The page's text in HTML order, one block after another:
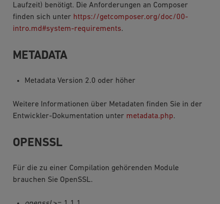
Laufzeit) benötigt. Die Anforderungen an Composer
finden sich unter https://getcomposer.org/doc/00-
intro.md#system-requirements.
METADATA
Metadata Version 2.0 oder höher
Weitere Informationen über Metadaten finden Sie in der
Entwickler-Dokumentation unter metadata.php.
OPENSSL
Für die zu einer Compilation gehörenden Module
brauchen Sie OpenSSL.